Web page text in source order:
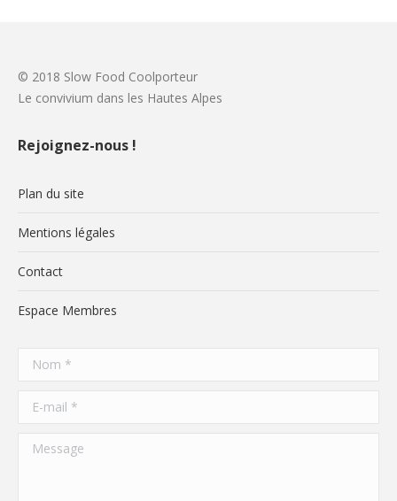
© 2018 Slow Food Coolporteur
Le convivium dans les Hautes Alpes
Rejoignez-nous !
Plan du site
Mentions légales
Contact
Espace Membres
Nom *
E-mail *
Message